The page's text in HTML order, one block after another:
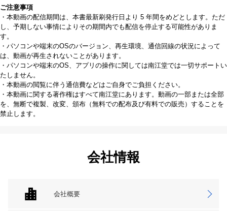
ご注意事項
・本動画の配信期間は、本書最新刷発行日より 5 年間をめどとします。ただ
し、予期しない事情によりその期間内でも配信を停止する可能性がありま
す。
・パソコンや端末のOSのバージョン、再生環境、通信回線の状況によって
は、動画が再生されないことがあります。
・パソコンや端末のOS、アプリの操作に関しては南江堂では一切サポートい
たしません。
・本動画の閲覧に伴う通信費などはご自身でご負担ください。
・本動画に関する著作権はすべて南江堂にあります。動画の一部または全部
を、無断で複製、改変、頒布（無料での配布及び有料での販売）することを
禁止します。
会社情報
会社概要